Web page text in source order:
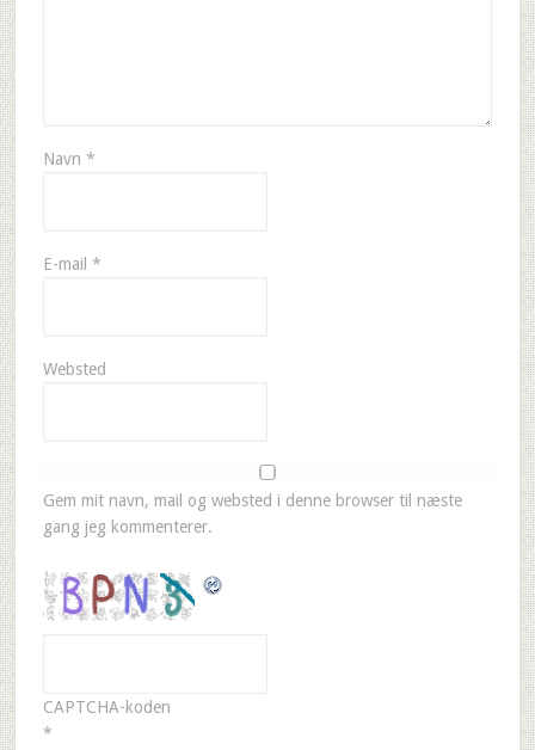
Navn *
E-mail *
Websted
Gem mit navn, mail og websted i denne browser til næste
gang jeg kommenterer.
CAPTCHA-koden
*